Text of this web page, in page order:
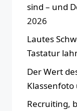
sind – und
2026
Lautes
Tastatur
Der Wert
Recruiting,